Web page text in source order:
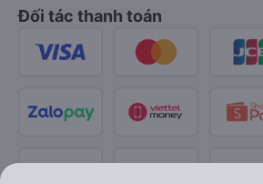
Đối tác thanh toán